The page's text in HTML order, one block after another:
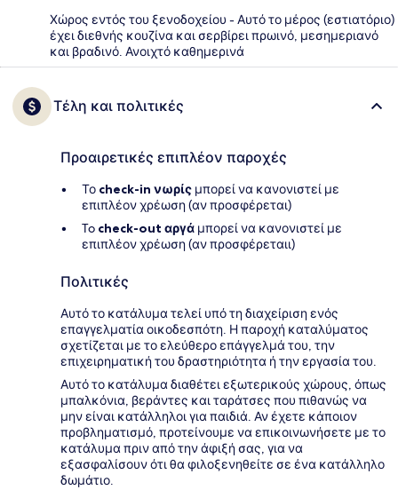
Χώρος εντός του ξενοδοχείου - Αυτό το μέρος (εστιατόριο)
έχει διεθνής κουζίνα και σερβίρει πρωινό, μεσημεριανό
και βραδινό. Ανοιχτό καθημερινά
Τέλη και πολιτικές
Προαιρετικές επιπλέον παροχές
Το check-in νωρίς μπορεί να κανονιστεί με
επιπλέον χρέωση (αν προσφέρεται)
To check-out αργά μπορεί να κανονιστεί με
επιπλέον χρέωση (αν προσφέρεταιι)
Πολιτικές
Αυτό το κατάλυμα τελεί υπό τη διαχείριση ενός
επαγγελματία οικοδεσπότη. Η παροχή καταλύματος
σχετίζεται με το ελεύθερο επάγγελμά του, την
επιχειρηματική του δραστηριότητα ή την εργασία του.
Αυτό το κατάλυμα διαθέτει εξωτερικούς χώρους, όπως
μπαλκόνια, βεράντες και ταράτσες που πιθανώς να
μην είναι κατάλληλοι για παιδιά. Αν έχετε κάποιον
προβληματισμό, προτείνουμε να επικοινωνήσετε με το
κατάλυμα πριν από την άφιξή σας, για να
εξασφαλίσουν ότι θα φιλοξενηθείτε σε ένα κατάλληλο
δωμάτιο.